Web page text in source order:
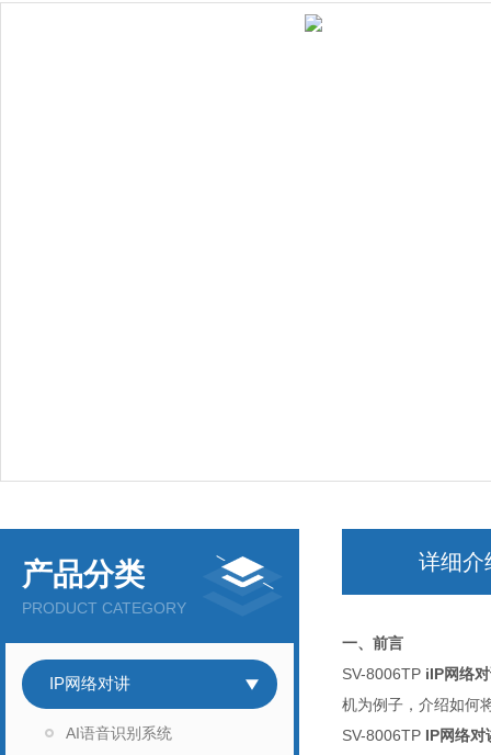
产品分类
PRODUCT CATEGORY
IP网络对讲
AI语音识别系统
详细介
一、前言
SV-8006TP iIP网络
机为例子，介绍如何
SV-8006TP IP网络对